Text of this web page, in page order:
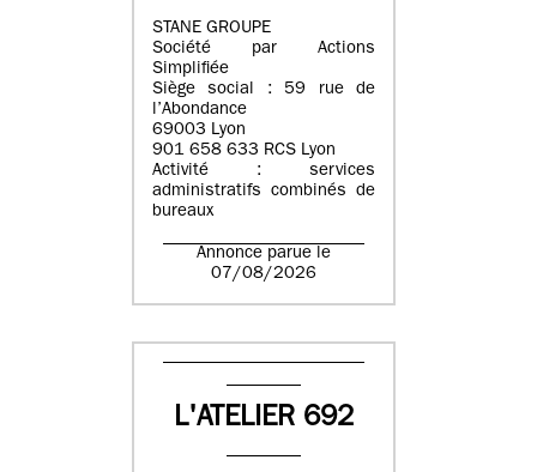
STANE GROUPE
Société par Actions
Simplifiée
Siège social : 59 rue de
l’Abondance
69003 Lyon
901 658 633 RCS Lyon
Activité : services
administratifs combinés de
bureaux
Annonce parue le
07/08/2026
L'ATELIER 692